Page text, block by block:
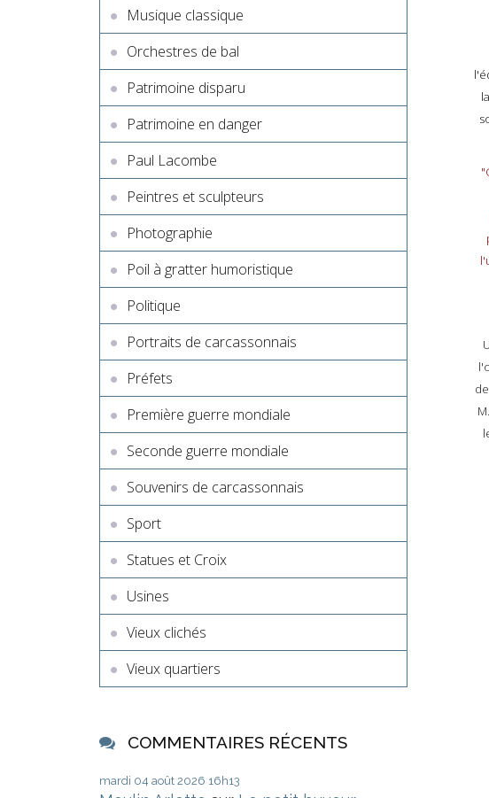
Musique classique
Orchestres de bal
Patrimoine disparu
Patrimoine en danger
Paul Lacombe
Peintres et sculpteurs
Photographie
Poil à gratter humoristique
Politique
Portraits de carcassonnais
Préfets
Première guerre mondiale
Seconde guerre mondiale
Souvenirs de carcassonnais
Sport
Statues et Croix
Usines
Vieux clichés
Vieux quartiers
COMMENTAIRES RÉCENTS
mardi 04 août 2026 16h13